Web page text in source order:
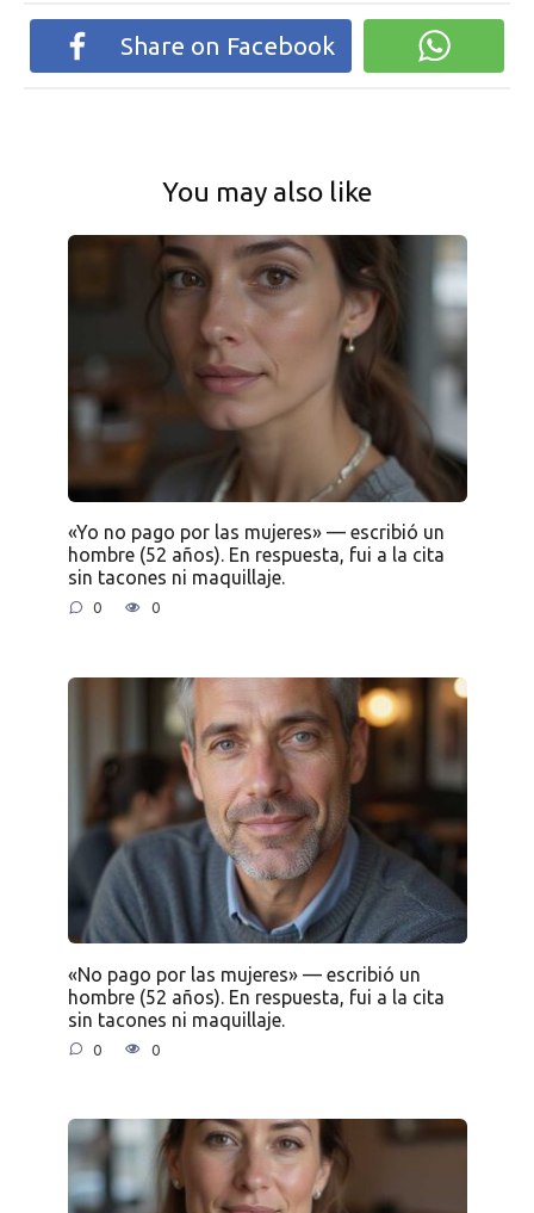
Share on Facebook
You may also like
«Yo no pago por las mujeres» — escribió un
hombre (52 años). En respuesta, fui a la cita
sin tacones ni maquillaje.
0 0
«No pago por las mujeres» — escribió un
hombre (52 años). En respuesta, fui a la cita
sin tacones ni maquillaje.
0 0